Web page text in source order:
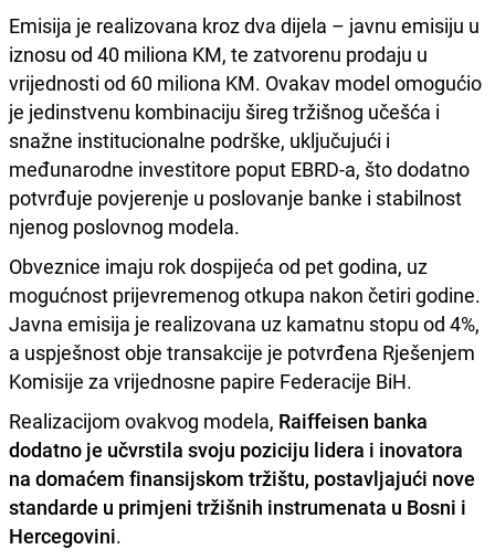
Emisija je realizovana kroz dva dijela – javnu emisiju u
iznosu od 40 miliona KM, te zatvorenu prodaju u
vrijednosti od 60 miliona KM. Ovakav model omogućio
je jedinstvenu kombinaciju šireg tržišnog učešća i
snažne institucionalne podrške, uključujući i
međunarodne investitore poput EBRD-a, što dodatno
potvrđuje povjerenje u poslovanje banke i stabilnost
njenog poslovnog modela.
Obveznice imaju rok dospijeća od pet godina, uz
mogućnost prijevremenog otkupa nakon četiri godine.
Javna emisija je realizovana uz kamatnu stopu od 4%,
a uspješnost obje transakcije je potvrđena Rješenjem
Komisije za vrijednosne papire Federacije BiH.
Realizacijom ovakvog modela, Raiffeisen banka
dodatno je učvrstila svoju poziciju lidera i inovatora
na domaćem finansijskom tržištu, postavljajući nove
standarde u primjeni tržišnih instrumenata u Bosni i
Hercegovini.